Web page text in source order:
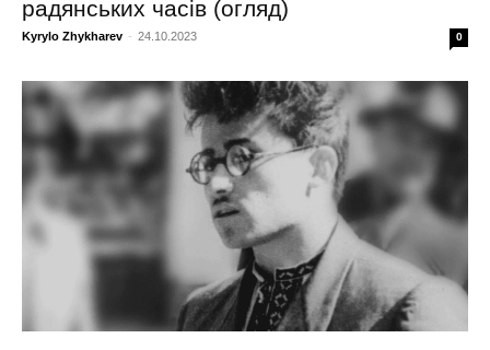
радянських часів (огляд)
Kyrylo Zhykharev - 24.10.2023 0